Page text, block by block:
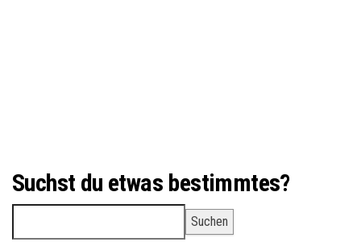
Suchst du etwas bestimmtes?
Suchen